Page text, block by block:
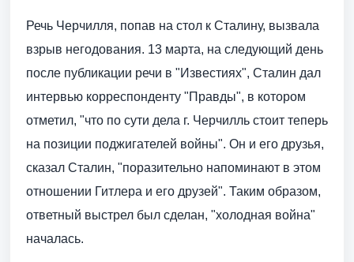
Речь Черчилля, попав на стол к Сталину, вызвала
взрыв негодования. 13 марта, на следующий день
после публикации речи в "Известиях", Сталин дал
интервью корреспонденту "Правды", в котором
отметил, "что по сути дела г. Черчилль стоит теперь
на позиции поджигателей войны". Он и его друзья,
сказал Сталин, "поразительно напоминают в этом
отношении Гитлера и его друзей". Таким образом,
ответный выстрел был сделан, "холодная война"
началась.